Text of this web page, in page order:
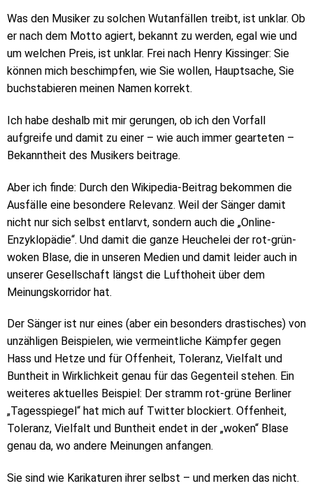
Was den Musiker zu solchen Wutanfällen treibt, ist unklar. Ob
er nach dem Motto agiert, bekannt zu werden, egal wie und
um welchen Preis, ist unklar. Frei nach Henry Kissinger: Sie
können mich beschimpfen, wie Sie wollen, Hauptsache, Sie
buchstabieren meinen Namen korrekt.
Ich habe deshalb mit mir gerungen, ob ich den Vorfall
aufgreife und damit zu einer – wie auch immer gearteten –
Bekanntheit des Musikers beitrage.
Aber ich finde: Durch den Wikipedia-Beitrag bekommen die
Ausfälle eine besondere Relevanz. Weil der Sänger damit
nicht nur sich selbst entlarvt, sondern auch die „Online-
Enzyklopädie“. Und damit die ganze Heuchelei der rot-grün-
woken Blase, die in unseren Medien und damit leider auch in
unserer Gesellschaft längst die Lufthoheit über dem
Meinungskorridor hat.
Der Sänger ist nur eines (aber ein besonders drastisches) von
unzähligen Beispielen, wie vermeintliche Kämpfer gegen
Hass und Hetze und für Offenheit, Toleranz, Vielfalt und
Buntheit in Wirklichkeit genau für das Gegenteil stehen. Ein
weiteres aktuelles Beispiel: Der stramm rot-grüne Berliner
„Tagesspiegel“ hat mich auf Twitter blockiert. Offenheit,
Toleranz, Vielfalt und Buntheit endet in der „woken“ Blase
genau da, wo andere Meinungen anfangen.
Sie sind wie Karikaturen ihrer selbst – und merken das nicht.